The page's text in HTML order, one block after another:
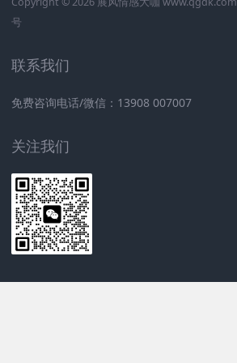
号
联系我们
免费咨询电话/微信：13908 007007
关注我们